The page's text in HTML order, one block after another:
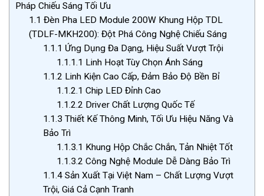
Pháp Chiếu Sáng Tối Ưu
1.1 Đèn Pha LED Module 200W Khung Hộp TDL
(TDLF-MKH200): Đột Phá Công Nghệ Chiếu Sáng
1.1.1 Ứng Dụng Đa Dạng, Hiệu Suất Vượt Trội
1.1.1.1 Linh Hoạt Tùy Chọn Ánh Sáng
1.1.2 Linh Kiện Cao Cấp, Đảm Bảo Độ Bền Bỉ
1.1.2.1 Chip LED Đỉnh Cao
1.1.2.2 Driver Chất Lượng Quốc Tế
1.1.3 Thiết Kế Thông Minh, Tối Ưu Hiệu Năng Và
Bảo Trì
1.1.3.1 Khung Hộp Chắc Chắn, Tản Nhiệt Tốt
1.1.3.2 Công Nghệ Module Dễ Dàng Bảo Trì
1.1.4Sản Xuất Tại Việt Nam – Chất Lượng Vượt
Trội, Giá Cả Cạnh Tranh